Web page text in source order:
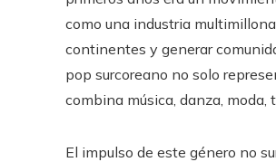
como una industria
continentes y generar
pop surcoreano no solo
combina música, danza,
El impulso de este género no